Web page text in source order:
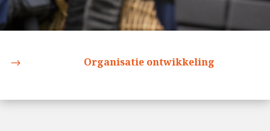
$ Organisatie ontwikkeling